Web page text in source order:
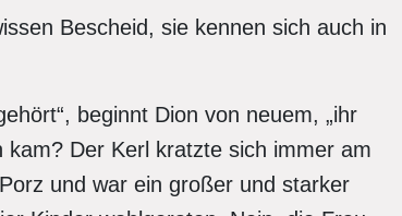
Bescheid, sie kennen sich auch in
beginnt Dion von neuem, „ihr
Der Kerl kratzte sich immer am
und war ein großer und starker